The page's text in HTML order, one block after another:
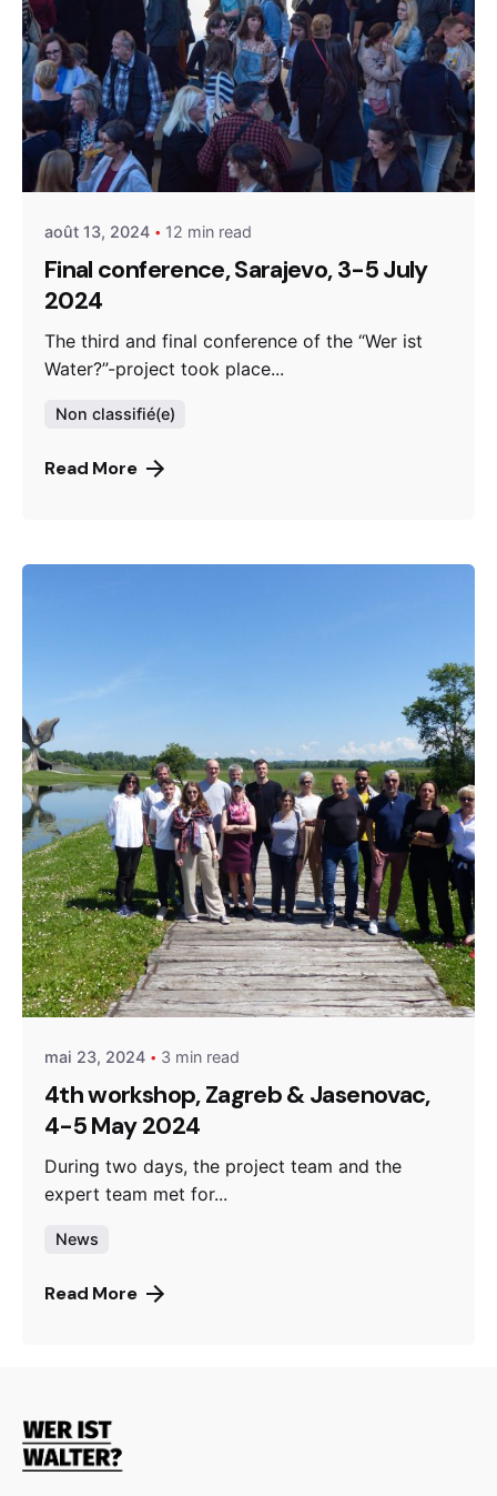
Posted by
admin
août 13, 2024 12 min read
Final conference, Sarajevo, 3-5 July
2024
The third and final conference of the “Wer ist
Water?”-project took place...
Non classifié(e)
Read More
Posted by
admin
mai 23, 2024 3 min read
4th workshop, Zagreb & Jasenovac,
4-5 May 2024
During two days, the project team and the
expert team met for...
News
Read More